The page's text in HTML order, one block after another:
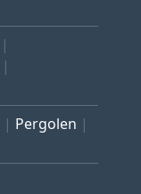
Pergolen